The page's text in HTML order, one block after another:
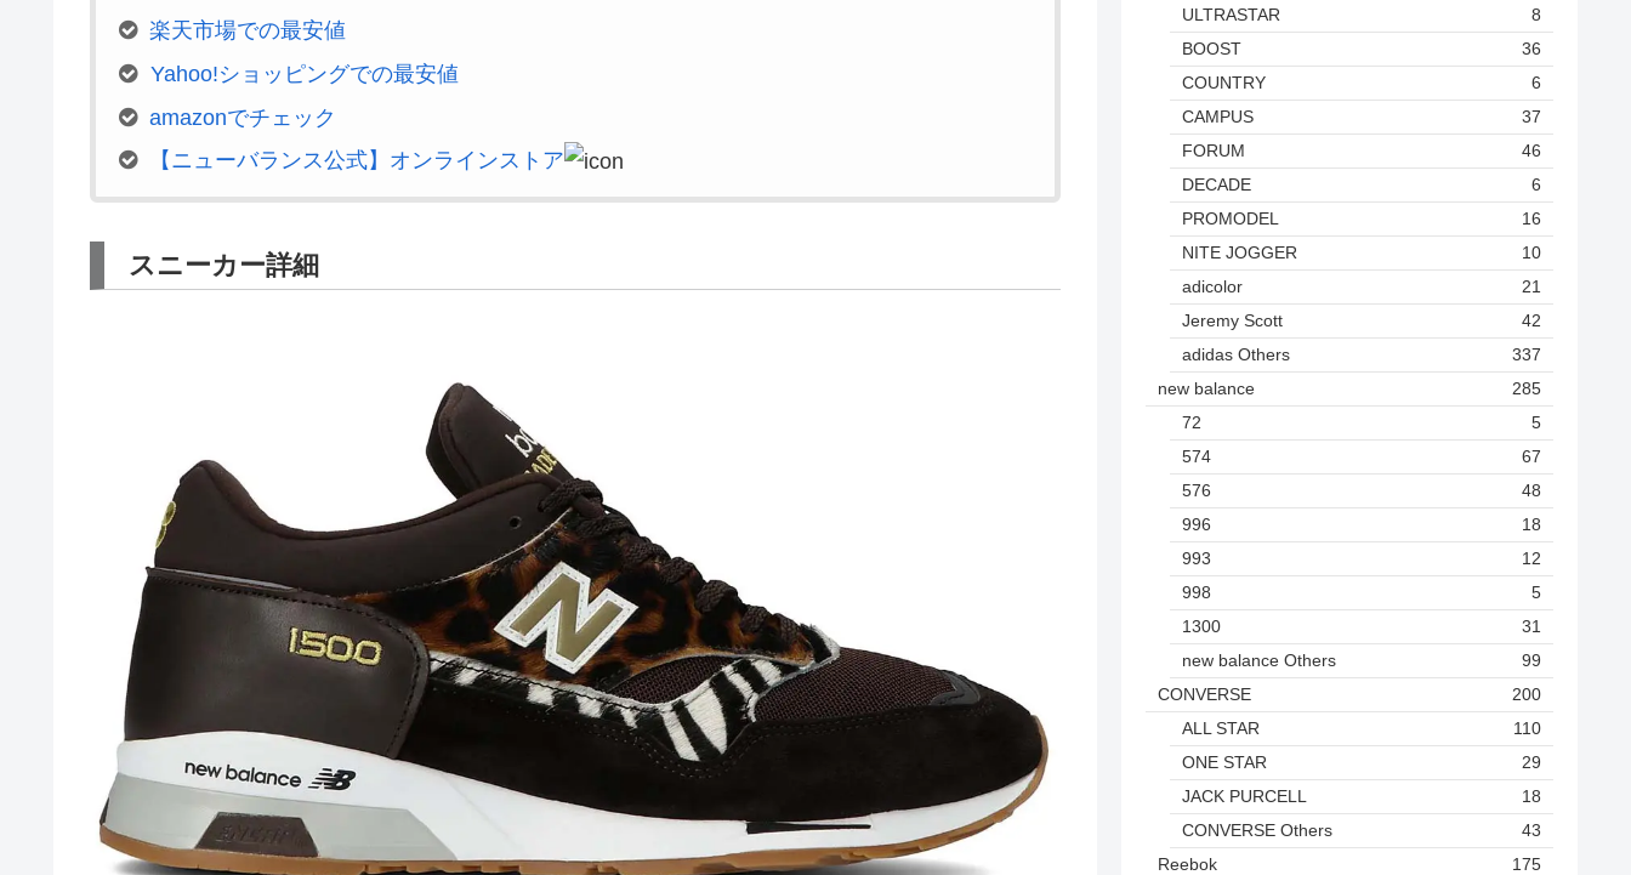
楽天市場での最安値
Yahoo!ショッピングでの最安値
amazonでチェック
【ニューバランス公式】オンラインストア
スニーカー詳細
ULTRASTAR
8
BOOST
36
COUNTRY
6
CAMPUS
37
FORUM
46
DECADE
6
PROMODEL
16
NITE JOGGER
10
adicolor
21
Jeremy Scott
42
adidas Others
337
new balance
285
72
5
574
67
576
48
996
18
993
12
998
5
1300
31
new balance Others
99
CONVERSE
200
ALL STAR
110
ONE STAR
29
JACK PURCELL
18
CONVERSE Others
43
Reebok
175